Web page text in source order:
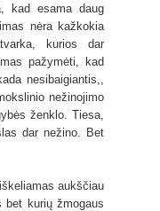
kad esama daug
nėra kažkokia
kurios dar
pažymėti, kad
nesibaigiantis,,
nežinojimo
ženklo. Tiesa,
dar nežino. Bet
aukščiau
kurių žmogaus